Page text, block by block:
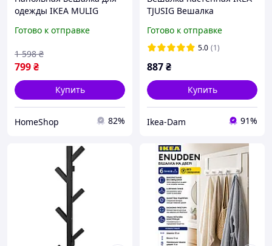
одежды IKEA MULIG
стойка для одежды
для гардероба.
Готово к отправке
799₴
1 598 ₴
Купить
HomeShop 82%
TJUSIG Вешалка
Готово к отправке
5.0 (1)
887₴
Купить
Ikea-Dam 91%